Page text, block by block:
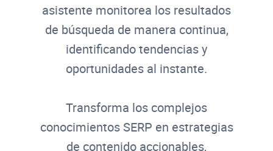
asistente monitorea los resultados
de búsqueda de manera continua,
identificando tendencias y
oportunidades al instante.
Transforma los complejos
conocimientos SERP en estrategias
de contenido accionables,